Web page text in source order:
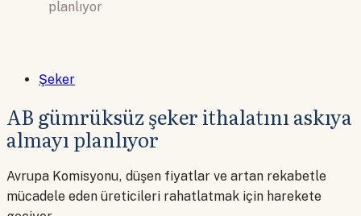
planlıyor
Şeker
AB gümrüksüz şeker ithalatını askıya
almayı planlıyor
Avrupa Komisyonu, düşen fiyatlar ve artan rekabetle
mücadele eden üreticileri rahatlatmak için harekete